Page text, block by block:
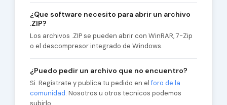
¿Que software necesito para abrir un archivo
.ZIP?
Los archivos .ZIP se pueden abrir con WinRAR, 7-Zip
o el descompresor integrado de Windows.
¿Puedo pedir un archivo que no encuentro?
Si. Registrate y publica tu pedido en elforo de la
comunidad. Nosotros u otros tecnicos podemos
subirlo.